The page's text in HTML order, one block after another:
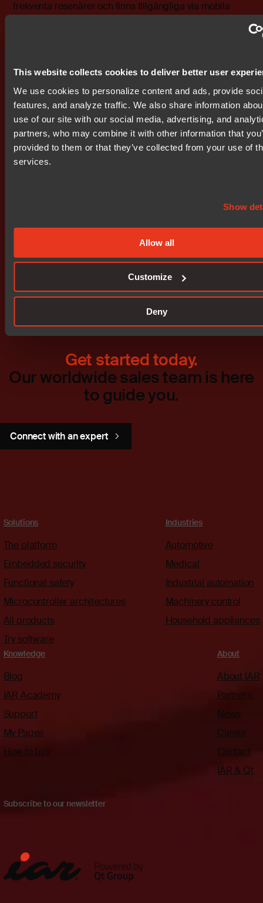
This website collects cookies to deliver better user
We use cookies to personalize content and ads, provide
features, and analyze traffic. We also share information
use of our site with our social media, advertising, and
partners, who may combine it with other information that
provided to them or that they’ve collected from your use of
services.
Show
Allow all
Customize
Deny
frekventa resenärer och finns tillgängliga via mobila
information finns att få på http://www.bit.se Följande filer
finns att ladda ned:
http://www.bit.se/bitonline/1999/11/23/
http://www.bit.se/bitonline/1999/11/23/
Bifogade filer
bit0001.doc
Prenumerera på IR nyheter
Get started today.
Our worldwide sales team is here
to guide you.
Connect with an expert
Solutions
The platform
Embedded security
Functional safety
Microcontroller architectures
All products
Try software
Industries
Automotive
Medical
Industrial automation
Machinery control
Household appliances
Knowledge
Blog
IAR Academy
Support
My Pages
How to buy
About
About IAR
Partners
News
Career
Contact
IAR & Qt
Subscribe to our newsletter